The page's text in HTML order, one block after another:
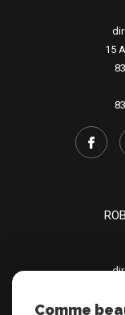
15
15
Comme